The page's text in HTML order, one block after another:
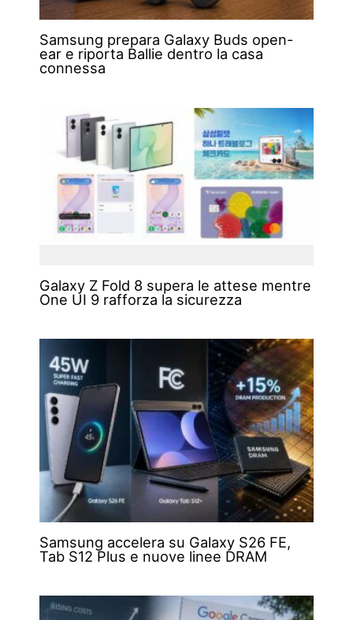
Samsung prepara Galaxy Buds open-
ear e riporta Ballie dentro la casa
connessa
Galaxy Z Fold 8 supera le attese mentre
One UI 9 rafforza la sicurezza
Samsung accelera su Galaxy S26 FE,
Tab S12 Plus e nuove linee DRAM